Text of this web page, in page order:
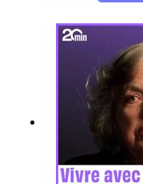
la
raconte son
femme
d'adulte :
difficultés
cursus
études de
sourde de